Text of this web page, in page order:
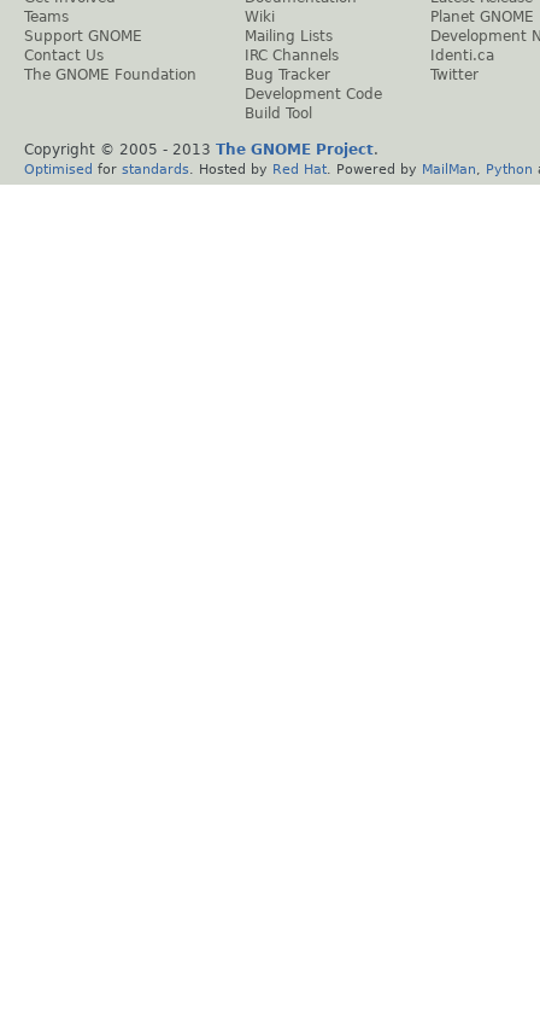
Teams
Support GNOME
Contact Us
The GNOME Foundation
Wiki
Mailing Lists
IRC Channels
Bug Tracker
Development Code
Build Tool
Planet GNOME
Development
Identi.ca
Twitter
Copyright © 2005 - 2013 The GNOME Project.
Optimised for standards . Hosted by Red Hat . Powered by MailMan Python